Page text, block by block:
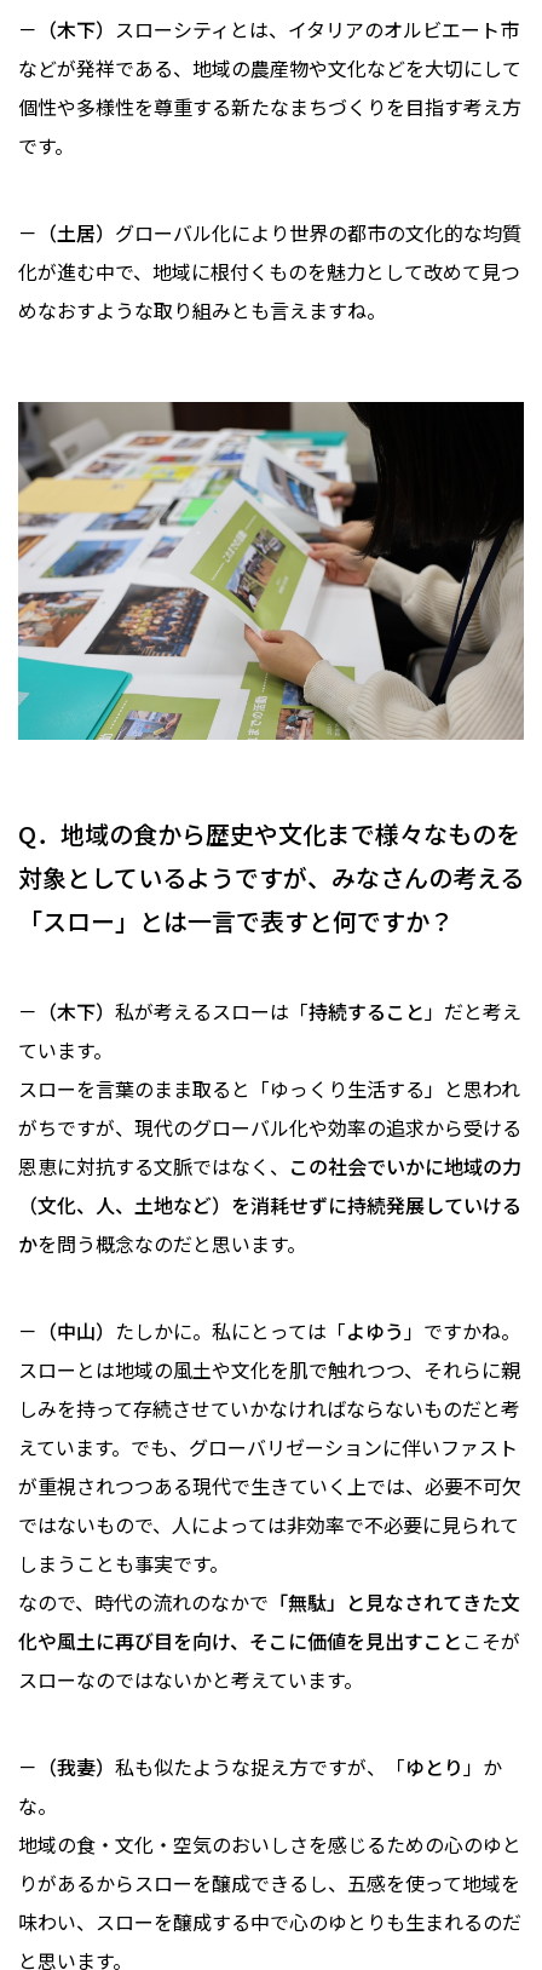
－（木下） スローシティとは、イタリアのオルビエート市
などが発祥である、地域の農産物や文化などを大切にして
個性や多様性を尊重する新たなまちづくりを目指す考え方
です。
－（土居） グローバル化により世界の都市の文化的な均質
化が進む中で、地域に根付くものを魅力として改めて見つ
めなおすような取り組みとも言えますね。
Q．地域の食から歴史や文化まで様々なものを
対象としているようですが、みなさんの考える
「スロー」とは一言で表すと何ですか？
－（木下） 私が考えるスローは「持続すること」だと考え
ています。
スローを言葉のまま取ると「ゆっくり生活する」と思われ
がちですが、現代のグローバル化や効率の追求から受ける
恩恵に対抗する文脈ではなく、 この社会でいかに地域の力
（文化、人、土地など）を消耗せずに持続発展していける
かを問う概念なのだと思います。
－（中山） たしかに。私にとっては「よゆう」ですかね。
スローとは地域の風土や文化を肌で触れつつ、それらに親
しみを持って存続させていかなければならないものだと考
えています。でも、グローバリゼーションに伴いファスト
が重視されつつある現代で生きていく上では、必要不可欠
ではないもので、人によっては非効率で不必要に見られて
しまうことも事実です。
なので、時代の流れのなかで 「無駄」と見なされてきた文
化や風土に再び目を向け、そこに価値を見出すことこそが
スローなのではないかと考えています。
－（我妻） 私も似たような捉え方ですが、「ゆとり」か
な。
地域の食・文化・空気のおいしさを感じるための心のゆと
りがあるからスローを醸成できるし、五感を使って地域を
味わい、スローを醸成する中で心のゆとりも生まれるのだ
と思います。